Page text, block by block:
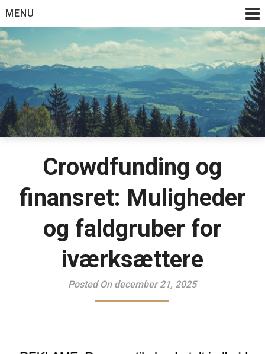
to
content
MENU
Crowdfunding og
finansret: Muligheder
og faldgruber for
iværksættere
Posted On december 21, 2025